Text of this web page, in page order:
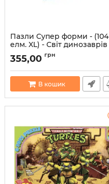
Пазли Супер форми - (104
елм. XL) - Світ динозаврів
Артикул: 5900511500202
355,00 грн
В кошик